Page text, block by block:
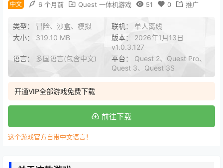
中文 6 个月前 Quest 一体机游戏 51 0 推广
类型： 冒险、沙盒、模拟 联机： 单人离线
大小： 319.10 MB 版本： 2026年1月13日
v1.0.3.127
语言： 多国语言(包含中文) 平台： Quest 2、Quest Pro、
Quest 3、Quest 3S
开通VIP全部游戏免费下载
前往下载
这个游戏官方自带中文语言！